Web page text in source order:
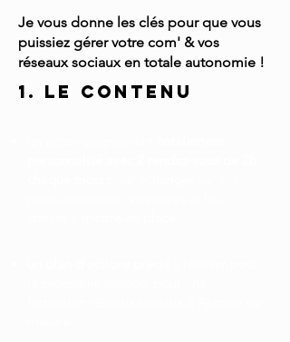
Je vous donne les clés pour que vous
puissiez gérer votre com' & vos
réseaux sociaux en totale autonomie !
1. Le contenu